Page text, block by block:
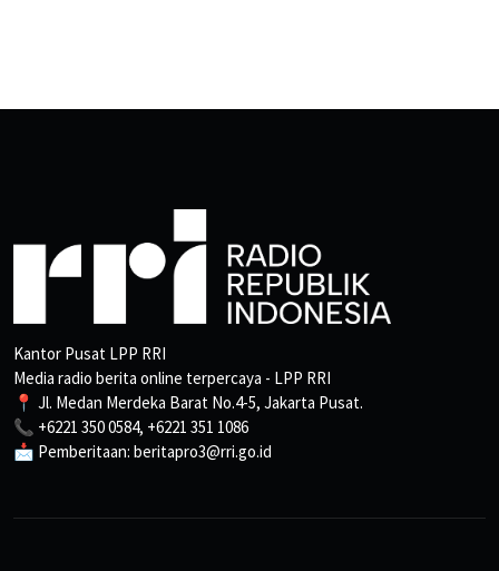
Kantor Pusat LPP RRI
Media radio berita online terpercaya - LPP RRI
📍 Jl. Medan Merdeka Barat No.4-5, Jakarta Pusat.
📞 +6221 350 0584, +6221 351 1086
📩 Pemberitaan: beritapro3@rri.go.id